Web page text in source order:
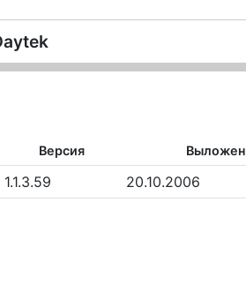
Версия Выложен
1.1.3.59 20.10.2006